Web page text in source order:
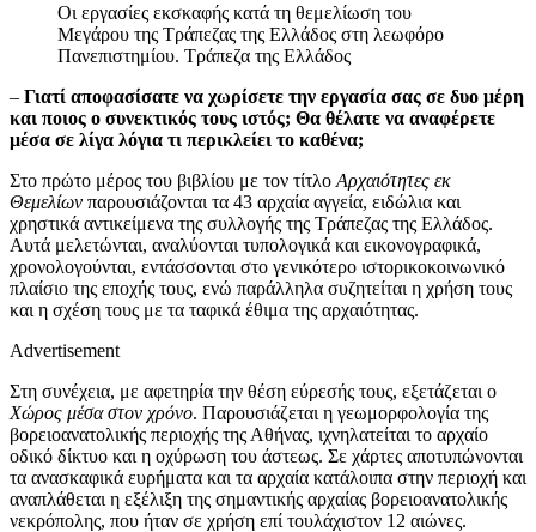
Οι εργασίες εκσκαφής κατά τη θεμελίωση του
Μεγάρου της Τράπεζας της Ελλάδος στη λεωφόρο
Πανεπιστημίου. Τράπεζα της Ελλάδος
– Γιατί αποφασίσατε να χωρίσετε την εργασία σας σε δυο μέρη
και ποιος ο συνεκτικός τους ιστός; Θα θέλατε να αναφέρετε
μέσα σε λίγα λόγια τι περικλείει το καθένα;
Στο πρώτο μέρος του βιβλίου με τον τίτλο Αρχαιότητες εκ
Θεμελίων παρουσιάζονται τα 43 αρχαία αγγεία, ειδώλια και
χρηστικά αντικείμενα της συλλογής της Τράπεζας της Ελλάδος.
Αυτά μελετώνται, αναλύονται τυπολογικά και εικονογραφικά,
χρονολογούνται, εντάσσονται στο γενικότερο ιστορικοκοινωνικό
πλαίσιο της εποχής τους, ενώ παράλληλα συζητείται η χρήση τους
και η σχέση τους με τα ταφικά έθιμα της αρχαιότητας.
Advertisement
Στη συνέχεια, με αφετηρία την θέση εύρεσής τους, εξετάζεται ο
Χώρος μέσα στον χρόνο. Παρουσιάζεται η γεωμορφολογία της
βορειοανατολικής περιοχής της Αθήνας, ιχνηλατείται το αρχαίο
οδικό δίκτυο και η οχύρωση του άστεως. Σε χάρτες αποτυπώνονται
τα ανασκαφικά ευρήματα και τα αρχαία κατάλοιπα στην περιοχή και
αναπλάθεται η εξέλιξη της σημαντικής αρχαίας βορειοανατολικής
νεκρόπολης, που ήταν σε χρήση επί τουλάχιστον 12 αιώνες.